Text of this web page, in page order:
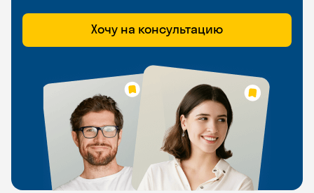
Хочу на консультацию